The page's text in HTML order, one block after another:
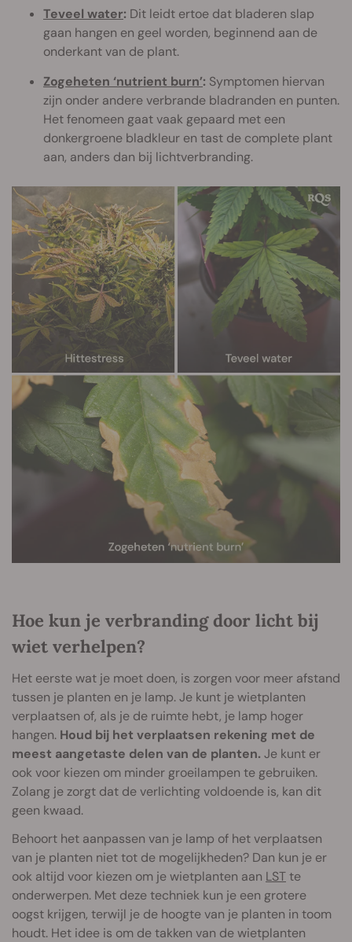
Teveel water: Dit leidt ertoe dat bladeren slap
gaan hangen en geel worden, beginnend aan de
onderkant van de plant.
Zogeheten ‘nutrient burn’: Symptomen hiervan
zijn onder andere verbrande bladranden en punten.
Het fenomeen gaat vaak gepaard met een
donkergroene bladkleur en tast de complete plant
aan, anders dan bij lichtverbranding.
Hoe kun je verbranding door licht bij
wiet verhelpen?
Het eerste wat je moet doen, is zorgen voor meer afstand
tussen je planten en je lamp. Je kunt je wietplanten
verplaatsen of, als je de ruimte hebt, je lamp hoger
hangen. Houd bij het verplaatsen rekening met de
meest aangetaste delen van de planten. Je kunt er
ook voor kiezen om minder groeilampen te gebruiken.
Zolang je zorgt dat de verlichting voldoende is, kan dit
geen kwaad.
Behoort het aanpassen van je lamp of het verplaatsen
van je planten niet tot de mogelijkheden? Dan kun je er
ook altijd voor kiezen om je wietplanten aan LSTte
onderwerpen. Met deze techniek kun je een grotere
oogst krijgen, terwijl je de hoogte van je planten in toom
houdt. Het idee is om de takken van de wietplanten